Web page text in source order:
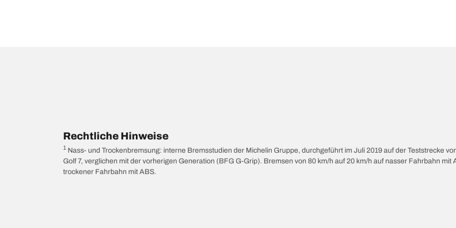
Rechtliche Hinweise
1 Nass- und Trockenbremsung: interne Bremsstudien der Michelin Gruppe, durchgeführt im Juli 2019 auf der Teststrecke
Golf 7, verglichen mit der vorherigen Generation (BFG G-Grip). Bremsen von 80 km/h auf 20 km/h auf nasser Fahrbahn mit
trockener Fahrbahn mit ABS.